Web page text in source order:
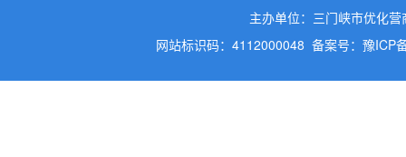
主办单位：三门峡市优化
网站标识码：4112000048 备案号：豫ICP